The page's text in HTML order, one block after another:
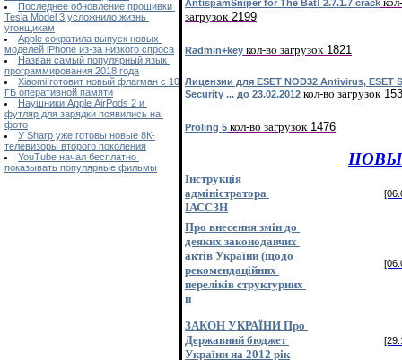
Последнее обновление прошивки
Tesla Model 3 усложнило жизнь
угонщикам
Apple сократила выпуск новых
моделей iPhone из-за низкого спроса
Назван самый популярный язык
программирования 2018 года
Xiaomi готовит новый флагман с 10
ГБ оперативной памяти
Наушники Apple AirPods 2 и
футляр для зарядки появились на
фото
У Sharp уже готовы новые 8К-
телевизоры второго поколения
YouTube начал бесплатно
показывать популярные фильмы
AntispamSniper for The Bat! 2.7.1.7 crack
загрузок 2199
Radmin+key кол-во загрузок 1821
Лицензии для ESET NOD32 Antivirus, ESET
Security ... до 23.02.2012 кол-во загрузок
Proling 5 кол-во загрузок 1476
Інструкція
адміністратора
ІАССЗН
Про внесення змін до
деяких законодавчих
актів України (щодо
рекомендаційних
переліків структурних
п
ЗАКОН УКРАЇНИ Про
Державний бюджет
України на 2012 рік